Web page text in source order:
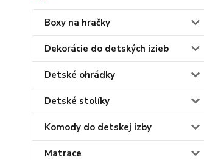
Boxy na hračky
Dekorácie do detských izieb
Detské ohrádky
Detské stolíky
Komody do detskej izby
Matrace